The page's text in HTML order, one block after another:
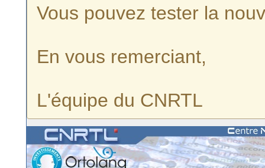
Vous pouvez tester la
En vous remerciant,
L'équipe du CNRTL